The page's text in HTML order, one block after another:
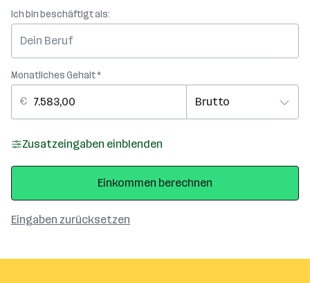
Ich bin beschäftigt als:
Monatliches Gehalt *
Zusatzeingaben einblenden
Eingaben zurücksetzen
Einkommen berechnen